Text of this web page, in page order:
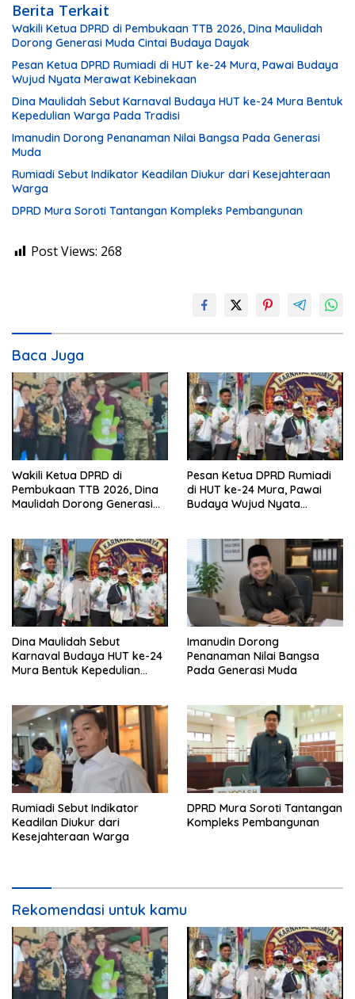
Berita Terkait
Wakili Ketua DPRD di Pembukaan TTB 2026, Dina Maulidah
Dorong Generasi Muda Cintai Budaya Dayak
Pesan Ketua DPRD Rumiadi di HUT ke-24 Mura, Pawai Budaya
Wujud Nyata Merawat Kebinekaan
Dina Maulidah Sebut Karnaval Budaya HUT ke-24 Mura Bentuk
Kepedulian Warga Pada Tradisi
Imanudin Dorong Penanaman Nilai Bangsa Pada Generasi
Muda
Rumiadi Sebut Indikator Keadilan Diukur dari Kesejahteraan
Warga
DPRD Mura Soroti Tantangan Kompleks Pembangunan
Post Views: 268
Baca Juga
Wakili Ketua DPRD di
Pembukaan TTB 2026, Dina
Maulidah Dorong Generasi
Pesan Ketua DPRD Rumiadi
di HUT ke-24 Mura, Pawai
Budaya Wujud Nyata
Dina Maulidah Sebut
Karnaval Budaya HUT ke-24
Mura Bentuk Kepedulian
Imanudin Dorong
Penanaman Nilai Bangsa
Pada Generasi Muda
Rumiadi Sebut Indikator
Keadilan Diukur dari
Kesejahteraan Warga
DPRD Mura Soroti Tantangan
Kompleks Pembangunan
Rekomendasi untuk kamu